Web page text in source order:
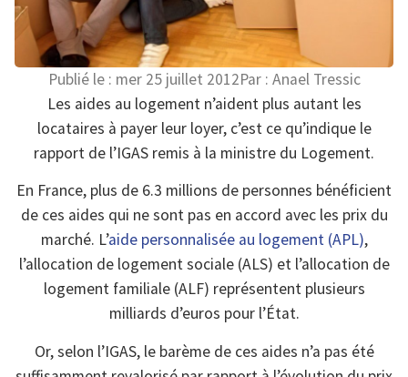
Publié le : mer 25 juillet 2012Par : Anael Tressic
Les aides au logement n’aident plus autant les
locataires à payer leur loyer, c’est ce qu’indique le
rapport de l’IGAS remis à la ministre du Logement.
En France, plus de 6.3 millions de personnes bénéficient
de ces aides qui ne sont pas en accord avec les prix du
marché. L’aide personnalisée au logement (APL),
l’allocation de logement sociale (ALS) et l’allocation de
logement familiale (ALF) représentent plusieurs
milliards d’euros pour l’État.
Or, selon l’IGAS, le barème de ces aides n’a pas été